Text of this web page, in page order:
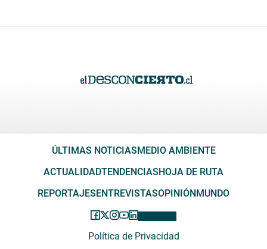
ÚLTIMAS NOTICIASMEDIO AMBIENTE
ACTUALIDADTENDENCIASHOJA DE RUTA
REPORTAJESENTREVISTASOPINIÓNMUNDO
Política de Privacidad